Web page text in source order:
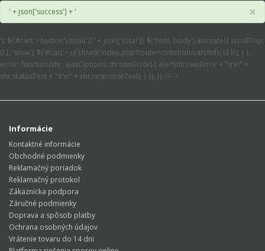
' + json['success'] + '
×
'); $('#cart > button').html('
' + json['total']); $('html, body').animate({ scrollTop:
0 }, 'slow'); $('#cart > ul').load('index.php?route=common/cart/info ul li'); } },
error: function(xhr, ajaxOptions, thrownError) { alert(thrownError + "\r\n" +
xhr.statusText + "\r\n" + xhr.responseText); } }); }); //-->
Informácie
Kontaktné informácie
Obchodné podmienky
Reklamačný poriadok
Reklamačný protokol
Zákaznícka podpora
Záručné podmienky
Doprava a spôsob platby
Ochrana osobných údajov
Vrátenie tovaru do 14 dni